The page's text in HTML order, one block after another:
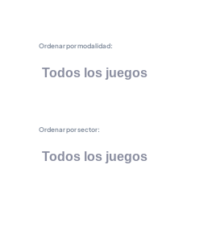
Ordenar por modalidad:
Ordenar por modalidad:
Ordenar por modalidad:
Ordenar por sector:
Ordenar por sector:
Ordenar por sector: